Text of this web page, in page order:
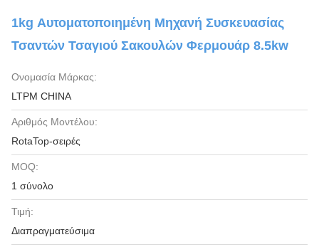
1kg Αυτοματοποιημένη Μηχανή Συσκευασίας
Τσαντών Τσαγιού Σακουλών Φερμουάρ 8.5kw
Ονομασία Μάρκας:
LTPM CHINA
Αριθμός Μοντέλου:
RotaTop-σειρές
MOQ:
1 σύνολο
Τιμή:
Διαπραγματεύσιμα